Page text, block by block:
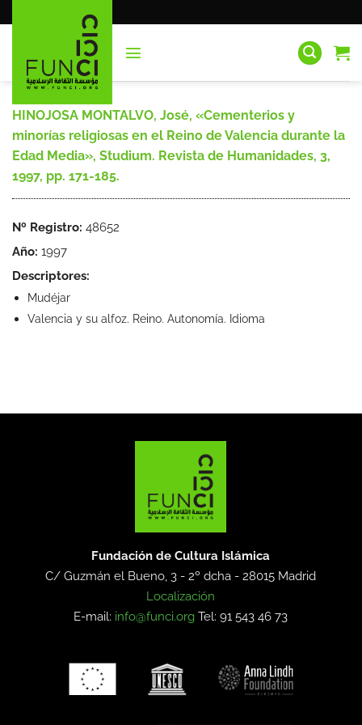
al
HINOJOSA MONTALVO, José, «Cementerios y
minorías religiosas en el Reino de Valencia durante la
Edad Media», Studium. Revista de Humanidades, 3,
1997, pp. 171-185.
Nº Registro: 48652
Año: 1997
Descriptores:
Mudéjar
Valencia y su alfoz. Reino. Autonomía. Idioma
Fundación de Cultura Islámica
C/ Guzmán el Bueno, 3 - 2º dcha -28015 Madrid
Localización
E-mail: info@funci.org Tel: 91 543 46 73